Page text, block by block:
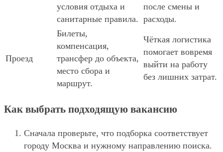
условия отдыха и
санитарные правила.
после смены и
расходы.
Проезд
Билеты,
компенсация,
трансфер до объекта,
место сбора и
маршрут.
Чёткая логистика
помогает вовремя
выйти на работу
без лишних затрат.
Как выбрать подходящую вакансию
Сначала проверьте, что подборка соответствует
городу Москва и нужному направлению поиска.